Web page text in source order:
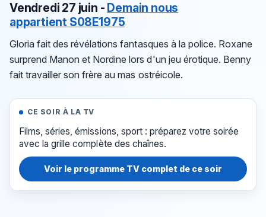
Vendredi 27 juin - Demain nous
appartient S08E1975
Gloria fait des révélations fantasques à la police. Roxane
surprend Manon et Nordine lors d'un jeu érotique. Benny
fait travailler son frère au mas ostréicole.
CE SOIR À LA TV
Films, séries, émissions, sport : préparez votre soirée
avec la grille complète des chaînes.
Voir le programme TV complet de ce soir